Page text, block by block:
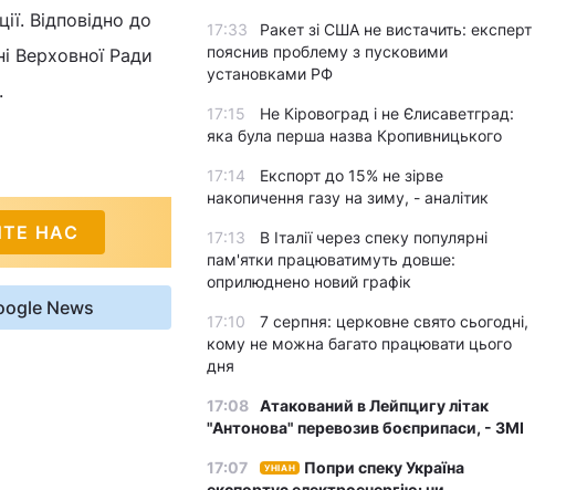
Відповідно до
Верховної Ради
НАС
News
17:33
Ракет зі США не вистачить: експерт
пояснив проблему з пусковими
установками РФ
17:15
Не Кіровоград і не Єлисаветград:
яка була перша назва Кропивницького
17:14
Експорт до 15% не зірве
накопичення газу на зиму, - аналітик
17:13
В Італії через спеку популярні
пам'ятки працюватимуть довше:
оприлюднено новий графік
17:10
7 серпня: церковне свято сьогодні,
кому не можна багато працювати цього
дня
17:08 Атакований в Лейпцигу літак
"Антонова" перевозив боєприпаси, - ЗМІ
17:07 УНІАН
Попри спеку Україна